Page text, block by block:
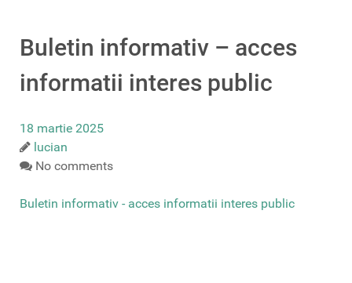
Buletin informativ – acces
informatii interes public
18 martie 2025
lucian
No comments
Buletin informativ - acces informatii interes public